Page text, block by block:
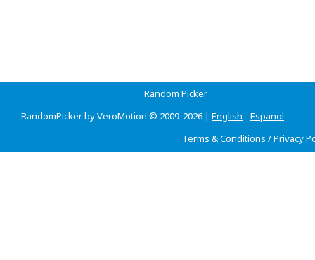
Random Picker
RandomPicker by VeroMotion © 2009-2026 | English - Espanol
Terms & Conditions /Privacy